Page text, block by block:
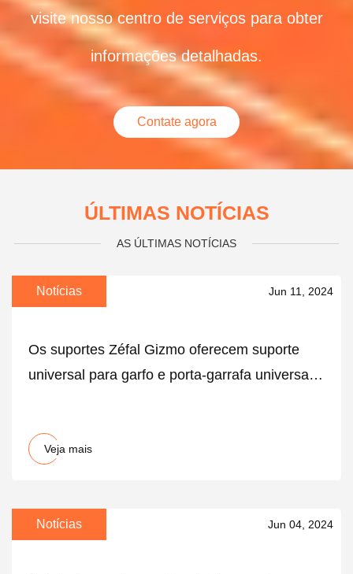
visite nosso centro de serviços para obter
informações detalhadas.
Contate agora
ÚLTIMAS NOTÍCIAS
AS ÚLTIMAS NOTÍCIAS
Notícias Jun 11, 2024
Os suportes Zéfal Gizmo oferecem suporte
universal para garfo e porta-garrafa universal
Veja mais
Notícias Jun 04, 2024